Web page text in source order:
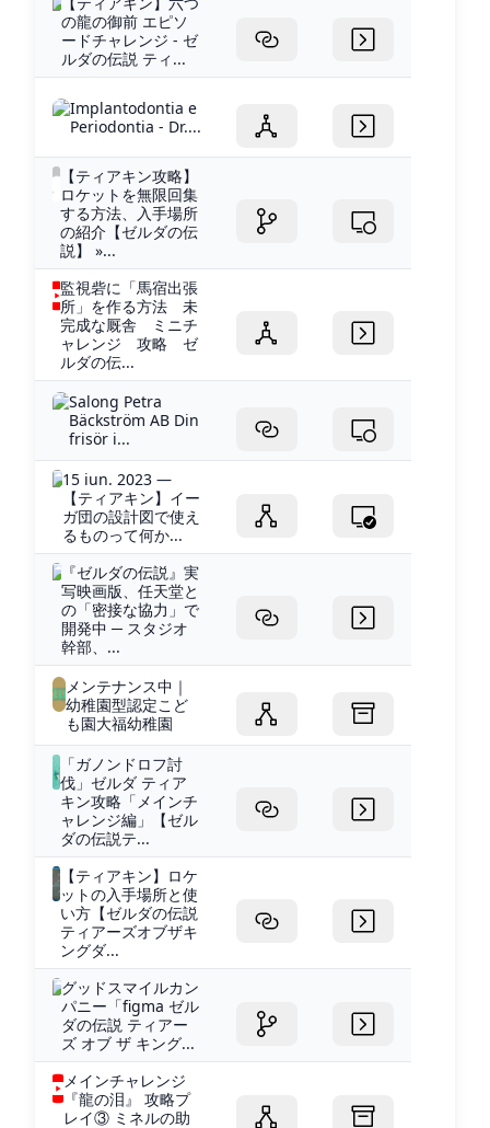
の龍の御前 エピソ
ードチャレンジ - ゼ
ルダの伝説 ティ...
Implantodontia e
Periodontia - Dr....
【ティアキン攻略】
ロケットを無限回集
する方法、入手場所
の紹介【ゼルダの伝
説】 »...
監視砦に「馬宿出張
所」を作る方法 未
完成な厩舎 ミニチ
ャレンジ 攻略 ゼ
ルダの伝...
Salong Petra
Bäckström AB Din
frisör i...
15 iun. 2023 —
【ティアキン】イー
ガ団の設計図で使え
るものって何か...
『ゼルダの伝説』実
写映画版、任天堂と
の「密接な協力」で
開発中 ─ スタジオ
幹部、...
メンテナンス中｜
幼稚園型認定こど
も園大福幼稚園
「ガノンドロフ討
伐」ゼルダ ティア
キン攻略「メインチ
ャレンジ編」【ゼル
ダの伝説テ...
【ティアキン】ロケ
ットの入手場所と使
い方【ゼルダの伝説
ティアーズオブザキ
ングダ...
グッドスマイルカン
パニー「figma ゼル
ダの伝説 ティアー
ズ オブ ザ キング...
メインチャレンジ
『龍の泪』 攻略プ
レイ③ ミネルの助